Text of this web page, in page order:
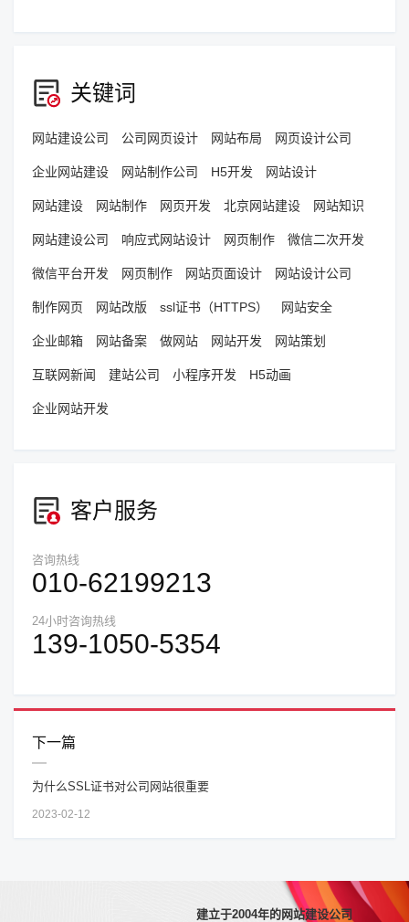
关键词
网站建设公司 公司网页设计 网站布局 网页设计公司
企业网站建设 网站制作公司 H5开发 网站设计
网站建设 网站制作 网页开发 北京网站建设 网站知识
网站建设公司 响应式网站设计 网页制作 微信二次开发
微信平台开发 网页制作 网站页面设计 网站设计公司
制作网页 网站改版 ssl证书（HTTPS） 网站安全
企业邮箱 网站备案 做网站 网站开发 网站策划
互联网新闻 建站公司 小程序开发 H5动画
企业网站开发
客户服务
咨询热线
010-62199213
24小时咨询热线
139-1050-5354
下一篇
为什么SSL证书对公司网站很重要
2023-02-12
建立于2004年的网站建设公司